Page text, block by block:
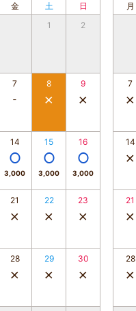
金 土
日
1
2
7 8 9
14
3,000
15
3,000
16
3,000
21 22 23
28 29 30
月
7
14
21
28